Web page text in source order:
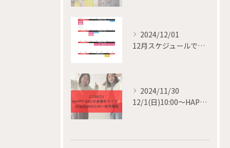
2024/12/01
12月スケジュールです✨
2024/11/30
12/1(日)10:00〜HAPPY BAG 販売開始✨